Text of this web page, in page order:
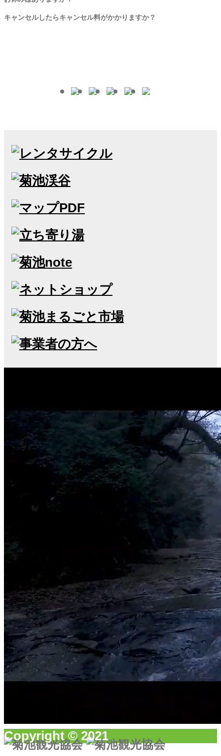
キャンセルしたらキャンセル料がかかりますか？
一般社団法人 菊池観光協会
TEL：0968-25-0513
休館日：毎週火曜日（祝日の場合は翌日）
営業時間：10時00分～17時00分（足湯は18時まで）
特定商取引
法に基づく
表記
Copyright © 2021